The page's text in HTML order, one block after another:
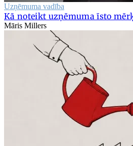
Uzņēmuma vadība
Kā noteikt uzņēmuma īsto
Māris Millers